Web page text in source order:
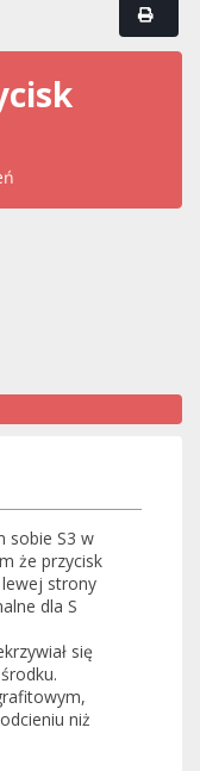
sobie S3 w
że przycisk
strony
dla S
się
niż